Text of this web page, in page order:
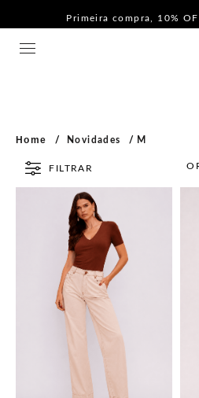
Primeira compra, 10%
Home Novidades M
FILTRAR